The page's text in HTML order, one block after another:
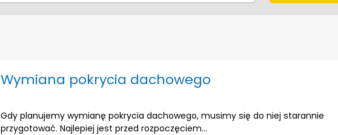
Wymiana pokrycia dachowego
Gdy planujemy wymianę pokrycia dachowego, musimy się do niej starannie
przygotować. Najlepiej jest przed rozpoczęciem...